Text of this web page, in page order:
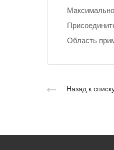
Область
Назад к